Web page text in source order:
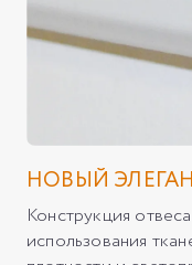
НОВЫЙ
Конструкция
использования